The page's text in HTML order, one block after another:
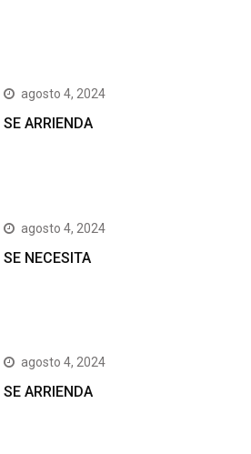
agosto 4, 2024
SE ARRIENDA
agosto 4, 2024
SE NECESITA
agosto 4, 2024
SE ARRIENDA